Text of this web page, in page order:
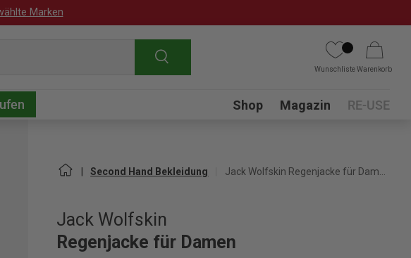
Marken
Suchen
WunschlisteWarenkorb
Submenu
Shop Magazin RE-USE
Second Hand Bekleidung
Jack Wolfskin
Regenjacke für Damen